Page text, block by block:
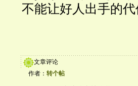
不能让好人出手的代
文章评论
作者： 转个帖